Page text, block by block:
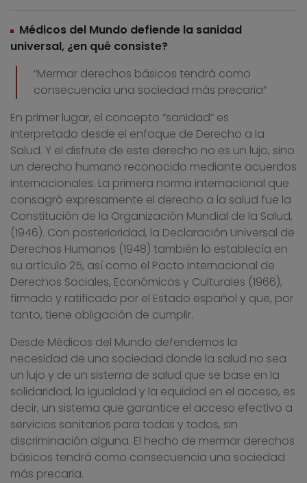
Médicos del Mundo defiende la sanidad
universal, ¿en qué consiste?
“Mermar derechos básicos tendrá como
consecuencia una sociedad más precaria”
En primer lugar, el concepto “sanidad” es
interpretado desde el enfoque de Derecho a la
Salud. Y el disfrute de este derecho no es un lujo, sino
un derecho humano reconocido mediante acuerdos
internacionales. La primera norma internacional que
consagró expresamente el derecho a la salud fue la
Constitución de la Organización Mundial de la Salud,
(1946). Con posterioridad, la Declaración Universal de
Derechos Humanos (1948) también lo establecía en
su artículo 25, así como el Pacto Internacional de
Derechos Sociales, Económicos y Culturales (1966),
firmado y ratificado por el Estado español y que, por
tanto, tiene obligación de cumplir.
Desde Médicos del Mundo defendemos la
necesidad de una sociedad donde la salud no sea
un lujo y de un sistema de salud que se base en la
solidaridad, la igualdad y la equidad en el acceso, es
decir, un sistema que garantice el acceso efectivo a
servicios sanitarios para todas y todos, sin
discriminación alguna. El hecho de mermar derechos
básicos tendrá como consecuencia una sociedad
más precaria.